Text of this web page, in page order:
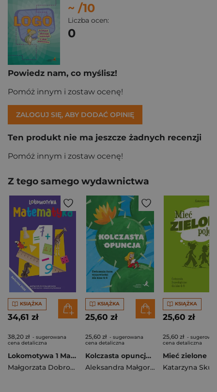
~ /10
Liczba ocen:
0
Powiedz nam, co myślisz!
Pomóż innym i zostaw ocenę!
ZALOGUJ SIĘ, ABY DODAĆ OPINIĘ
Ten produkt nie ma jeszcze żadnych recenzji
Pomóż innym i zostaw ocenę!
Z tego samego wydawnictwa
KSIĄŻKA
34,61 zł
38,20 zł - sugerowana
cena detaliczna
Lokomotywa 1 Matematyka podręcznik dla klasy pierwszej EDYCJA 2026
Małgorzata Dobrowolska
,Agnieszka Szulc
KSIĄŻKA
25,60 zł
25,60 zł - sugerowana
cena detaliczna
Kolczasta opuncja. Ćwiczenia form wypowiedzi dla klas 4-6
Aleksandra Małgorzata Piechnik
,
KSIĄŻKA
25,60 zł
25,60 zł -
cena detaliczna